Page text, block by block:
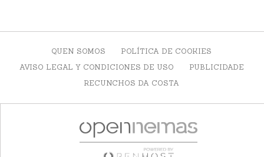
QUEN SOMOS
POLÍTICA DE COOKIES
AVISO LEGAL Y CONDICIONES DE USO
PUBLICIDADE
RECUNCHOS DA COSTA